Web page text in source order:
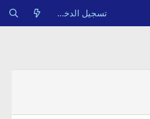
تسجيل الدخول